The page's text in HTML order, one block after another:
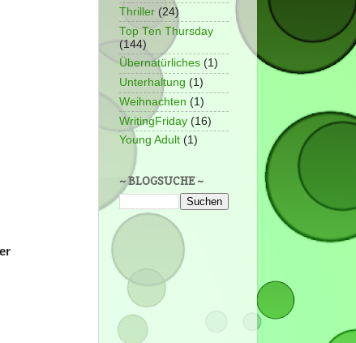
Thriller (24)
Top Ten Thursday
(144)
Übernatürliches (1)
Unterhaltung (1)
Weihnachten (1)
WritingFriday (16)
Young Adult (1)
~ BLOGSUCHE ~